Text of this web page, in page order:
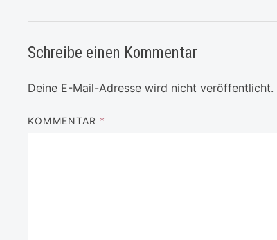
Schreibe einen Kommentar
Deine E-Mail-Adresse wird nicht veröffentlicht.
KOMMENTAR *